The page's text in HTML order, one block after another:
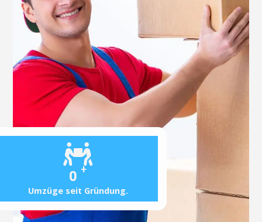
0 +
Umzüge seit Gründung.